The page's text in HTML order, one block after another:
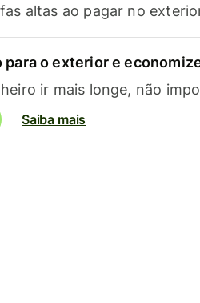
altas ao pagar no
para o exterior e
ir mais longe, não
Saiba mais